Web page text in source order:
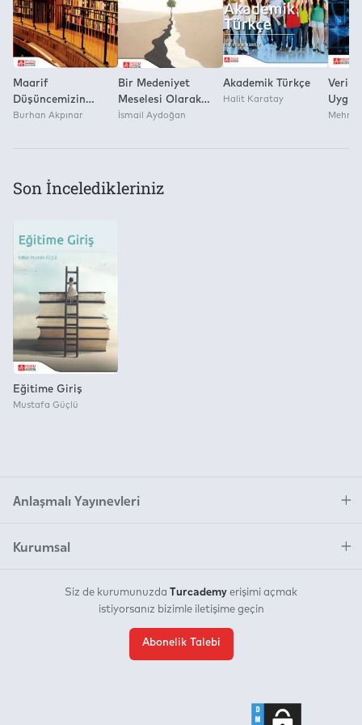
Maarif
Düşüncemizin
Kuramsal Temelleri-
Burhan Akpınar
Bir Medeniyet
Meselesi Olarak
Eğitim
İsmail Aydoğan
Akademik Türkçe
Halit Karatay
Veri
Son İnceledikleriniz
Eğitime Giriş
Mustafa Güçlü
Anlaşmalı Yayınevleri
Kurumsal
Siz de kurumunuzda Turcademy erişimi açmak
istiyorsanız bizimle iletişime geçin
Abonelik Talebi